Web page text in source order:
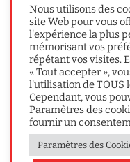
Nous utilisons des
site Web pour vous
l'expérience la plus
mémorisant vos
répétant vos visites.
« Tout accepter »,
l'utilisation de TOUS
Cependant, vous
Paramètres des
fournir un
Paramètres des